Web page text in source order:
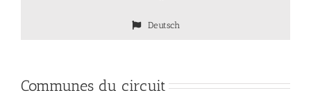
Deutsch
Communes du circuit